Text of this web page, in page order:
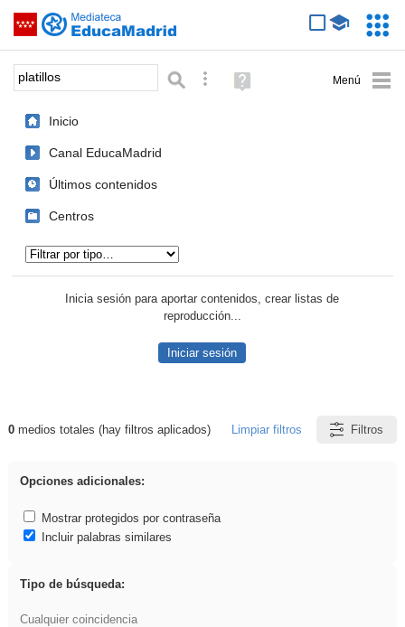
Saltar navegación
Palabra o frase: Búsqueda avanzada
Ayuda
(en
Inicio
Canal EducaMadrid
Últimos contenidos
Centros
Inicia sesión para aportar contenidos, crear listas de
reproducción...
Iniciar sesión
Resultados de: platillos
0medios totales (hay filtros aplicados) Limpiar filtros Filtros
Opciones adicionales:
Mostrar protegidos por contraseña
Incluir palabras similares
Tipo de búsqueda:
Cualquier coincidencia